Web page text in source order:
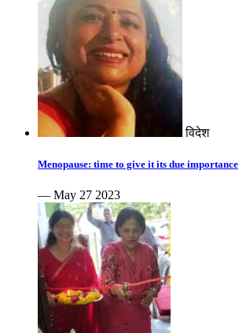
विदेश
Menopause: time to give it its due importance
— May 27 2023